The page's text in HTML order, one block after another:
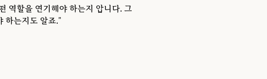
역할을 연기해야 하는지 압니다. 그
하는지도 알죠."